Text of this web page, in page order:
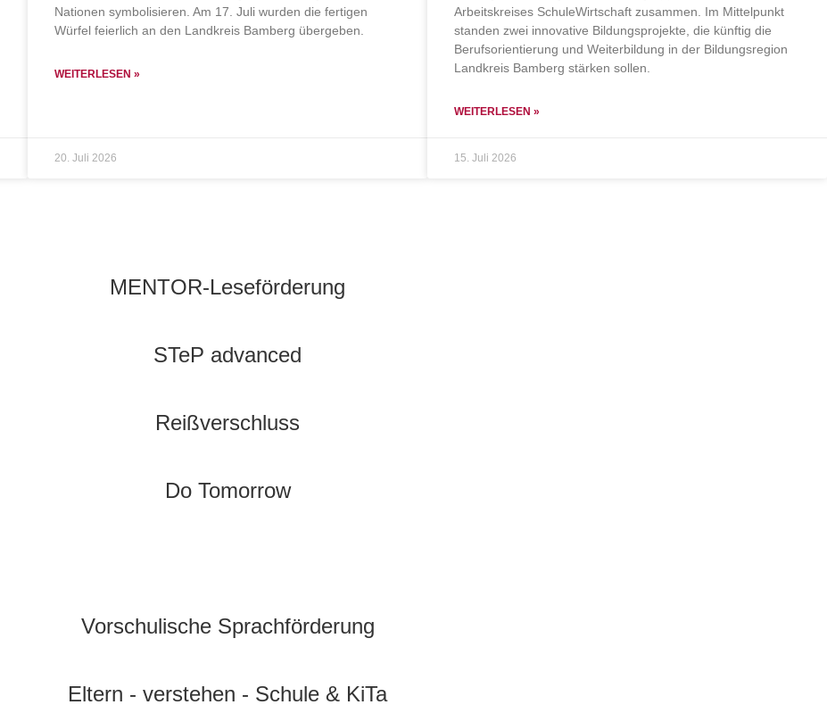
Nationen symbolisieren. Am 17. Juli wurden die fertigen
Würfel feierlich an den Landkreis Bamberg übergeben.
WEITERLESEN »
20. Juli 2026
Arbeitskreises SchuleWirtschaft zusammen. Im Mittelpunkt
standen zwei innovative Bildungsprojekte, die künftig die
Berufsorientierung und Weiterbildung in der Bildungsregion
Landkreis Bamberg stärken sollen.
WEITERLESEN »
15. Juli 2026
MENTOR-Leseförderung
STeP advanced
Reißverschluss
Do Tomorrow
Vorschulische Sprachförderung
Eltern - verstehen - Schule & KiTa